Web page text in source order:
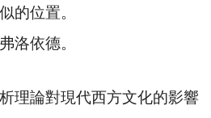
的位置。
洛依德。
論對現代西方文化的影響